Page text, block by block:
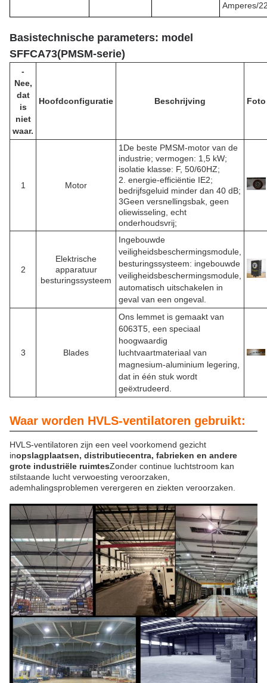
Amperes/
Basistechnische parameters: model
SFFCA73(PMSM-serie)
-
Nee,
dat
is
niet
waar.
Hoofdconfiguratie Beschrijving Foto
1 Motor
1De beste PMSM-motor van de
industrie; vermogen: 1,5 kW;
isolatie klasse: F, 50/60HZ;
2. energie-efficiëntie IE2;
bedrijfsgeluid minder dan 40 dB;
3Geen versnellingsbak, geen
oliewisseling, echt
onderhoudsvrij;
2
Elektrische
apparatuur
besturingssysteem
Ingebouwde
veiligheidsbeschermingsmodule,
besturingssysteem: ingebouwde
veiligheidsbeschermingsmodule,
automatisch uitschakelen in
geval van een ongeval.
3 Blades
Ons lemmet is gemaakt van
6063T5, een speciaal
hoogwaardig
luchtvaartmateriaal van
magnesium-aluminium legering,
dat in één stuk wordt
geëxtrudeerd.
Waar worden HVLS-ventilatoren gebruikt:
HVLS-ventilatoren zijn een veel voorkomend gezicht
inopslagplaatsen, distributiecentra, fabrieken en andere
grote industriële ruimtesZonder continue luchtstroom kan
stilstaande lucht verwoesting veroorzaken,
ademhalingsproblemen verergeren en ziekten veroorzaken.